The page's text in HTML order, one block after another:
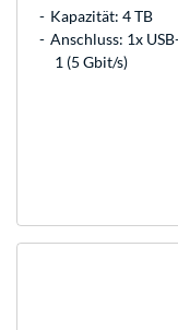
Kapazität: 4 TB
Anschluss: 1x
1 (5 Gbit/s)